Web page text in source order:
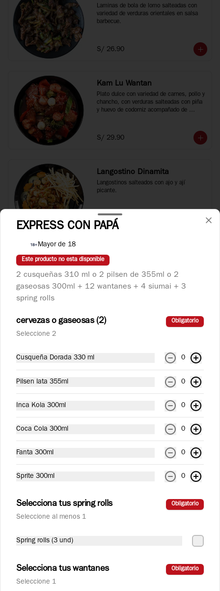
Laminas de bola de lomo salteadas con
variedad de verduras orientales en salsa
barbecue.
S/ 26.90
Kam Lu Wantan
Plato dulce con variedad de carnes, pollo y
chancho, con verduras salteadas con piña
y huevo de codorniz acompañado de
S/ 29.90
Langostino Dinamita
Langostinos salteados con ajo y ají
picante.
S/ 32.90
Langostino con Verduras
Langostinos salteados con verduras
orientales.
S/ 29.90
Plato salado con variedad de carnes, pollo,
de verduras salteadas y huevo de codorniz.
Bebidas
Agua San Luis Sin Gas 625
ml
EXPRESS CON PAPÁ
Mayor de 18
Este producto no esta disponible
2 cusqueñas 310 ml o 2 pilsen de 355ml o 2
gaseosas 300ml + 12 wantanes + 4 siumai + 3
spring rolls
cervezas o gaseosas (2) Obligatorio
Seleccione 2
Cusqueña Dorada 330 ml 0
Pilsen lata 355ml 0
Inca Kola 300ml 0
Coca Cola 300ml 0
Fanta 300ml 0
Sprite 300ml 0
Selecciona tus spring rolls Obligatorio
Seleccione al menos 1
Spring rolls (3 und)
Selecciona tus wantanes Obligatorio
Seleccione 1